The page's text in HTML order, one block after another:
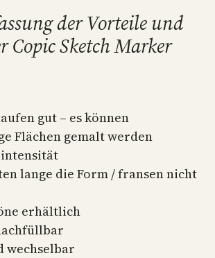
der Vorteile und
Copic Sketch Marker
gut – es können
Flächen gemalt werden
lange die Form / fransen nicht
erhältlich
wechselbar